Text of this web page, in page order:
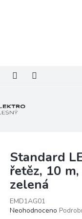
Standard
řetěz, 10
zelená
EMD1AG01
Průměrné
Neohodnoceno